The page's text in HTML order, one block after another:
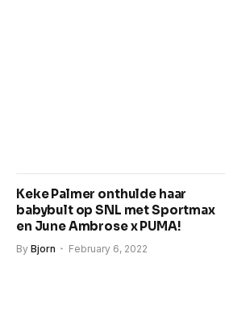
Keke Palmer onthulde haar
babybult op SNL met Sportmax
en June Ambrose x PUMA!
By Bjorn February 6, 2022